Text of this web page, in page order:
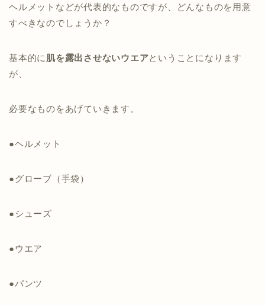
ヘルメットなどが代表的なものですが、どんなものを用意
すべきなのでしょうか？
基本的に 肌を露出させないウエアということになります
が、
必要なものをあげていきます。
●ヘルメット
●グローブ（手袋）
●シューズ
●ウエア
●パンツ